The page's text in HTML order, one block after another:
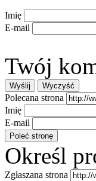
Imię
E-mail
Twój
Polecana strona
Imię
E-mail
Określ
Zgłaszana strona